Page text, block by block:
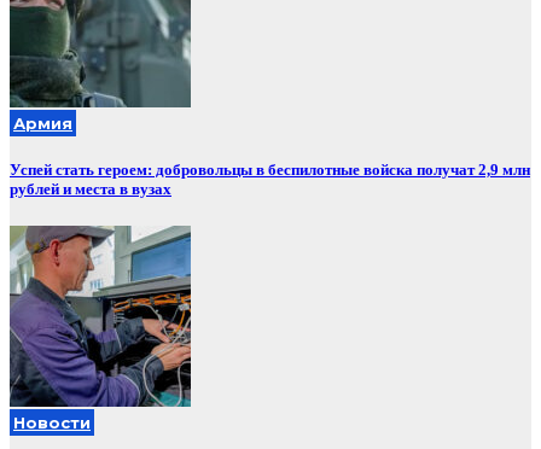
Армия
Успей стать героем: добровольцы в беспилотные войска получат 2,9 млн
рублей и места в вузах
Новости